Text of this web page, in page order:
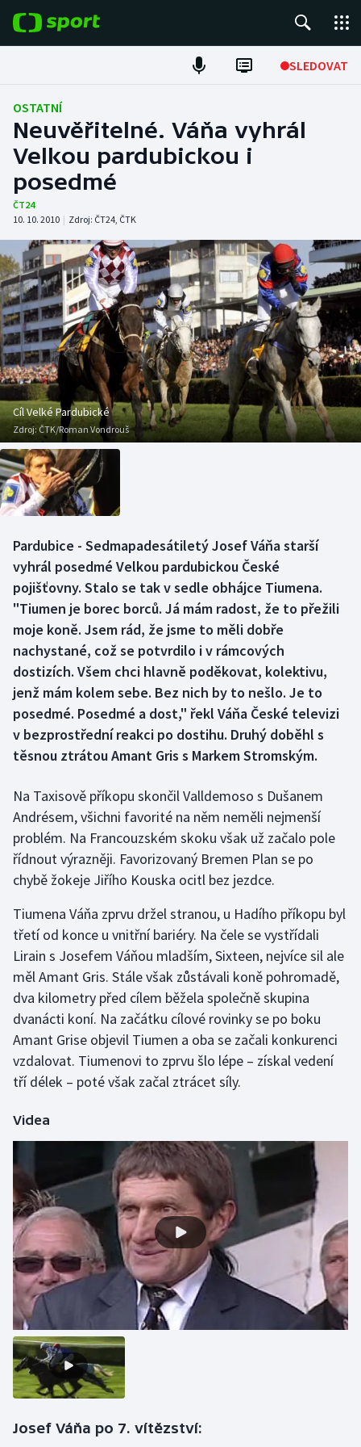
SLEDOVAT
Fotbal
Hokej
Tenis
Atletika
Cyklistika
DALŠÍ SPORTY
Americký fotbal
Baseball a softbal
Basketbal
Biatlon
Boby a skeleton
Curling
Dostihy
Florbal
Futsal
Golf
Gymnastika
Házená
Jezdectví
Judo
Krasobruslení
Lezení
Lyže a snowboard
Moderní pětiboj
Motorsport
Plavání
Plážový volejbal
Ragby
Rychlobruslení
Rychlostní kanoistika
Short track
Sportovní střelba
NEPŘEHLÉDNĚTE
Soutěže
Historické návraty
Aplikace ČT sport
AZ kvíz
OSTATNÍ
Neuvěřitelné. Váňa vyhrál
Velkou pardubickou i
posedmé
ČT24
10. 10. 2010 | Zdroj: ČT24, ČTK
Cíl Velké Pardubické
Zdroj: ČTK/Roman Vondrouš
Pardubice - Sedmapadesátiletý Josef Váňa starší
vyhrál posedmé Velkou pardubickou České
pojišťovny. Stalo se tak v sedle obhájce Tiumena.
"Tiumen je borec borců. Já mám radost, že to přežili
moje koně. Jsem rád, že jsme to měli dobře
nachystané, což se potvrdilo i v rámcových
dostizích. Všem chci hlavně poděkovat, kolektivu,
jenž mám kolem sebe. Bez nich by to nešlo. Je to
posedmé. Posedmé a dost," řekl Váňa České televizi
v bezprostřední reakci po dostihu. Druhý doběhl s
těsnou ztrátou Amant Gris s Markem Stromským.
Na Taxisově příkopu skončil Valldemoso s Dušanem
Andrésem, všichni favorité na něm neměli nejmenší
problém. Na Francouzském skoku však už začalo pole
řídnout výrazněji. Favorizovaný Bremen Plan se po
chybě žokeje Jiřího Kouska ocitl bez jezdce.
Tiumena Váňa zprvu držel stranou, u Hadího příkopu byl
třetí od konce u vnitřní bariéry. Na čele se vystřídali
Lirain s Josefem Váňou mladším, Sixteen, nejvíce sil ale
měl Amant Gris. Stále však zůstávali koně pohromadě,
dva kilometry před cílem běžela společně skupina
dvanácti koní. Na začátku cílové rovinky se po boku
Amant Grise objevil Tiumen a oba se začali konkurenci
vzdalovat. Tiumenovi to zprvu šlo lépe – získal vedení
tří délek – poté však začal ztrácet síly.
Videa
Josef Váňa po 7. vítězství: